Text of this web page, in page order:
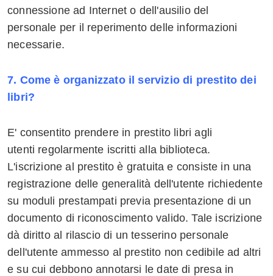
connessione ad Internet o dell'ausilio del
personale per il reperimento delle informazioni
necessarie.
7. Come è organizzato il servizio di prestito dei
libri?
E' consentito prendere in prestito libri agli
utenti regolarmente iscritti alla biblioteca.
L'iscrizione al prestito è gratuita e consiste in una
registrazione delle generalità dell'utente richiedente
su moduli prestampati previa presentazione di un
documento di riconoscimento valido. Tale iscrizione
dà diritto al rilascio di un tesserino personale
dell'utente ammesso al prestito non cedibile ad altri
e su cui debbono annotarsi le date di presa in